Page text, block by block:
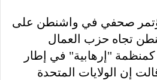
صحفي في واشنطن على
تجاه حزب العمال
"إرهابية" في إطار
إن الولايات المتحدة